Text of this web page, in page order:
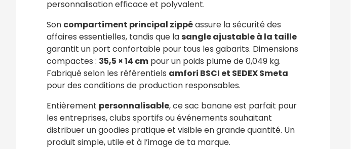
personnalisation efficace et polyvalent.
Son compartiment principal zippéassure la sécurité des
affaires essentielles, tandis que lasangle ajustable à la taille
garantit un port confortable pour tous les gabarits. Dimensions
compactes : 35,5 × 14 cm pour un poids plume de 0,049 kg.
Fabriqué selon les référentiels amfori BSCI et SEDEX Smeta
pour des conditions de production responsables.
Entièrement personnalisable, ce sac banane est parfait pour
les entreprises, clubs sportifs ou événements souhaitant
distribuer un goodies pratique et visible en grande quantité. Un
produit simple, utile et à l’image de ta marque.